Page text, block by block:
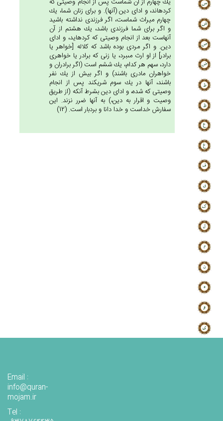
كرده‏اند، و اداى دين (آنها). و براى زنان شما، يك
چهارم ميراث شماست، اگر فرزندى نداشته باشيد
و اگر براى شما فرزندى باشد، يك هشتم از آن
آنهاست بعد از انجام وصيتى كه كرده‏ايد، و اداى
دين. و اگر مردى بوده باشد كه كلاله [خواهر يا
برادر] از او ارث مى‏برد، يا زنى كه برادر يا خواهرى
دارد، سهم هر كدام، يك ششم است (اگر برادران و
خواهران مادرى باشند) و اگر بيش از يك نفر
باشند، آنها در يك سوم شريكند پس از انجام
وصيتى كه شده، و اداى دين بشرط آنكه (از طريق
وصيت و اقرار به دين،) به آنها ضرر نزند. اين
سفارش خداست و خدا دانا و بردبار است. (12)
Email :
info@quran-
mojam.ir
Tel :